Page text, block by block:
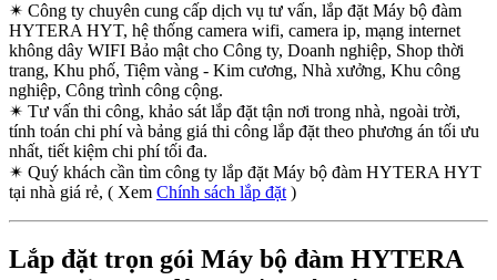
✴ Công ty chuyên cung cấp dịch vụ tư vấn, lắp đặt Máy bộ đàm
HYTERA HYT, hệ thống camera wifi, camera ip, mạng internet
không dây WIFI Bảo mật cho Công ty, Doanh nghiệp, Shop thời
trang, Khu phố, Tiệm vàng - Kim cương, Nhà xưởng, Khu công
nghiệp, Công trình công cộng.
✴ Tư vấn thi công, khảo sát lắp đặt tận nơi trong nhà, ngoài trời,
tính toán chi phí và bảng giá thi công lắp đặt theo phương án tối ưu
nhất, tiết kiệm chi phí tối đa.
✴ Quý khách cần tìm công ty lắp đặt Máy bộ đàm HYTERA HYT
tại nhà giá rẻ, ( Xem Chính sách lắp đặt )
Lắp đặt trọn gói Máy bộ đàm HYTERA